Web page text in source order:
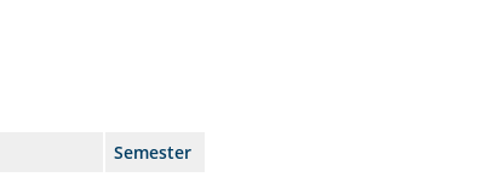
Semester